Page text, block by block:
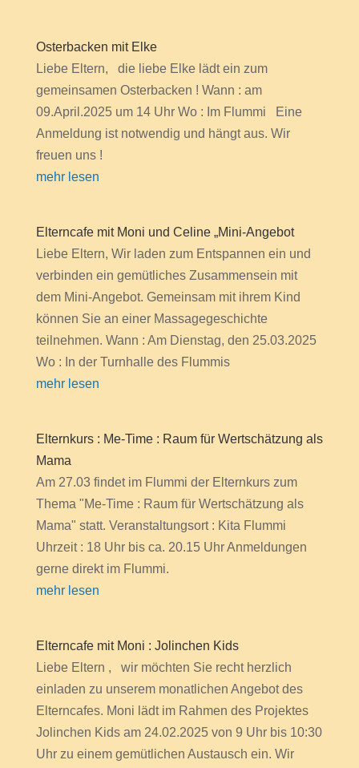
Osterbacken mit Elke
Liebe Eltern, die liebe Elke lädt ein zum
gemeinsamen Osterbacken ! Wann : am
09.April.2025 um 14 Uhr Wo : Im Flummi Eine
Anmeldung ist notwendig und hängt aus. Wir
freuen uns !
mehr lesen
Elterncafe mit Moni und Celine „Mini-Angebot
Liebe Eltern, Wir laden zum Entspannen ein und
verbinden ein gemütliches Zusammensein mit
dem Mini-Angebot. Gemeinsam mit ihrem Kind
können Sie an einer Massagegeschichte
teilnehmen. Wann : Am Dienstag, den 25.03.2025
Wo : In der Turnhalle des Flummis
mehr lesen
Elternkurs : Me-Time : Raum für Wertschätzung als
Mama
Am 27.03 findet im Flummi der Elternkurs zum
Thema "Me-Time : Raum für Wertschätzung als
Mama" statt. Veranstaltungsort : Kita Flummi
Uhrzeit : 18 Uhr bis ca. 20.15 Uhr Anmeldungen
gerne direkt im Flummi.
mehr lesen
Elterncafe mit Moni : Jolinchen Kids
Liebe Eltern , wir möchten Sie recht herzlich
einladen zu unserem monatlichen Angebot des
Elterncafes. Moni lädt im Rahmen des Projektes
Jolinchen Kids am 24.02.2025 von 9 Uhr bis 10:30
Uhr zu einem gemütlichen Austausch ein. Wir